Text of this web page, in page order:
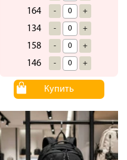
164 - +
134 - +
158 - +
146 - +
Купить